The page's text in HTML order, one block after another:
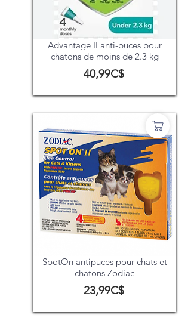
Advantage II anti-puces pour
chatons de moins de 2.3 kg
40,99C$
SpotOn antipuces pour chats et
chatons Zodiac
23,99C$